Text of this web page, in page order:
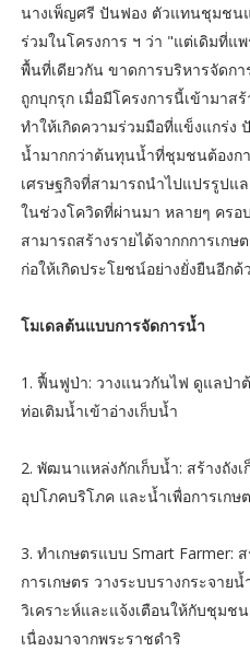
นางเพ็ญศรี ปันฟอง ตัวแทนชุมชน
ร่วมในโครงการ ฯ ว่า "แต่เดิมที่
พื้นที่เดียวกัน ขาดการบริหารจัดก
ถูกบุกรุก เมื่อมีโครงการนี้เข้ามาส
ทำให้เกิดความร่วมมือที่แข็งแกร่ง
น้ำมากกว่าต้นทุนน้ำที่ชุมชนต้องก
เศรษฐกิจที่สามารถนำไปแปรรูปแ
ในช่วงโควิดที่ผ่านมา หลายๆ ครอ
สามารถสร้างรายได้จากกการเกษ
ก่อให้เกิดประโยชน์อย่างยั่งยืนอีกด้
โมเดลต้นแบบการจัดการน้ำ
1. ฟื้นฟูป่า: วางแนวกันไฟ ดูแลป่า
ท่อเติมน้ำเข้าอ่างเก็บน้ำ
2. พัฒนาแหล่งกักเก็บน้ำ: สร้างถัง
อุปโภคบริโภค และน้ำเพื่อการเกษ
3. ทำเกษตรแบบ Smart Farmer:
การเกษตร วางระบบรางกระจาย
วิเคราะห์และแจ้งเตือนให้กับชุมช
เนื่องมาจากพระราชดำริ